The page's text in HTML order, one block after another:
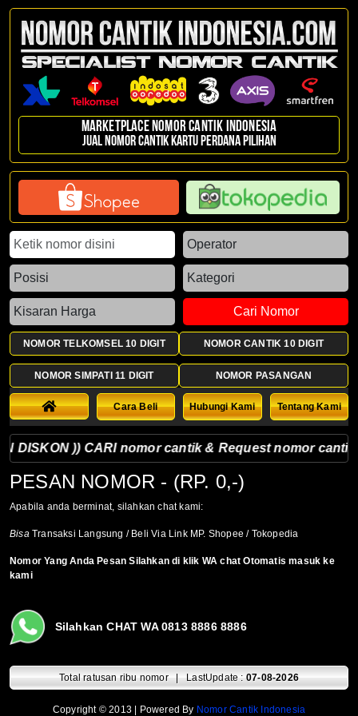
Marketplace Nomor Cantik Indonesia
Jual nomor cantik kartu perdana pilihan
Cari Nomor
NOMOR TELKOMSEL 10 DIGIT NOMOR CANTIK 10 DIGIT
NOMOR SIMPATI 11 DIGIT NOMOR PASANGAN
Cara Beli Hubungi Kami Tentang Kami
DISKON )) CARI nomor cantik & Request nomor
PESAN NOMOR - (RP. 0,-)
Apabila anda berminat, silahkan chat kami:
BisaTransaksi Langsung / Beli Via Link MP. Shopee / Tokopedia
Nomor Yang Anda Pesan Silahkan di klik WA chat Otomatis masuk ke
kami
Silahkan CHAT WA 0813 8886 8886
Total ratusan ribu nomor | LastUpdate :07-08-2026
Copyright © 2013 | Powered By Nomor Cantik Indonesia